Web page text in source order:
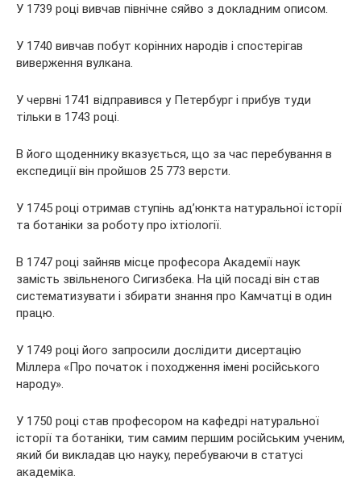
У 1739 році вивчав північне сяйво з докладним описом.
У 1740 вивчав побут корінних народів і спостерігав
виверження вулкана.
У червні 1741 відправився у Петербург і прибув туди
тільки в 1743 році.
В його щоденнику вказується, що за час перебування в
експедиції він пройшов 25 773 версти.
У 1745 році отримав ступінь ад’юнкта натуральної історії
та ботаніки за роботу про іхтіології.
В 1747 році зайняв місце професора Академії наук
замість звільненого Сигизбека. На цій посаді він став
систематизувати і збирати знання про Камчатці в один
працю.
У 1749 році його запросили дослідити дисертацію
Міллера «Про початок і походження імені російського
народу».
У 1750 році став професором на кафедрі натуральної
історії та ботаніки, тим самим першим російським ученим,
який би викладав цю науку, перебуваючи в статусі
академіка.